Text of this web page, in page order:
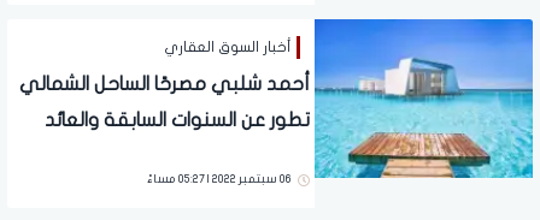
أخبار السوق العقاري
أحمد شلبي مصرحًا الساحل الشمالي
تطور عن السنوات السابقة والعائد
06 سبتمبر 2022 | 05:27 مساءً